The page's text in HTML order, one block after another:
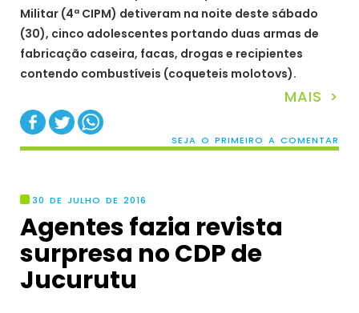
Militar (4ª CIPM) detiveram na noite deste sábado
(30), cinco adolescentes portando duas armas de
fabricação caseira, facas, drogas e recipientes
contendo combustíveis (coqueteis molotovs).
MAIS >
SEJA O PRIMEIRO A COMENTAR
30 DE JULHO DE 2016
Agentes fazia revista
surpresa no CDP de
Jucurutu